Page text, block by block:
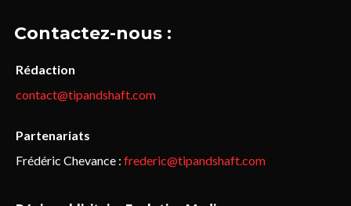
Contactez-nous :
Rédaction
contact@tipandshaft.com
Partenariats
Frédéric Chevance : frederic@tipandshaft.com